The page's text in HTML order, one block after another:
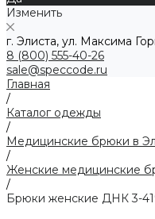
Изменить
г. Элиста, ул. Максима
8 (800) 555-40-26
sale@speccode.ru
Главная
/
Каталог одежды
/
Медицинские брюки в
/
Женские медицинские
/
Брюки женские ДНК 3-